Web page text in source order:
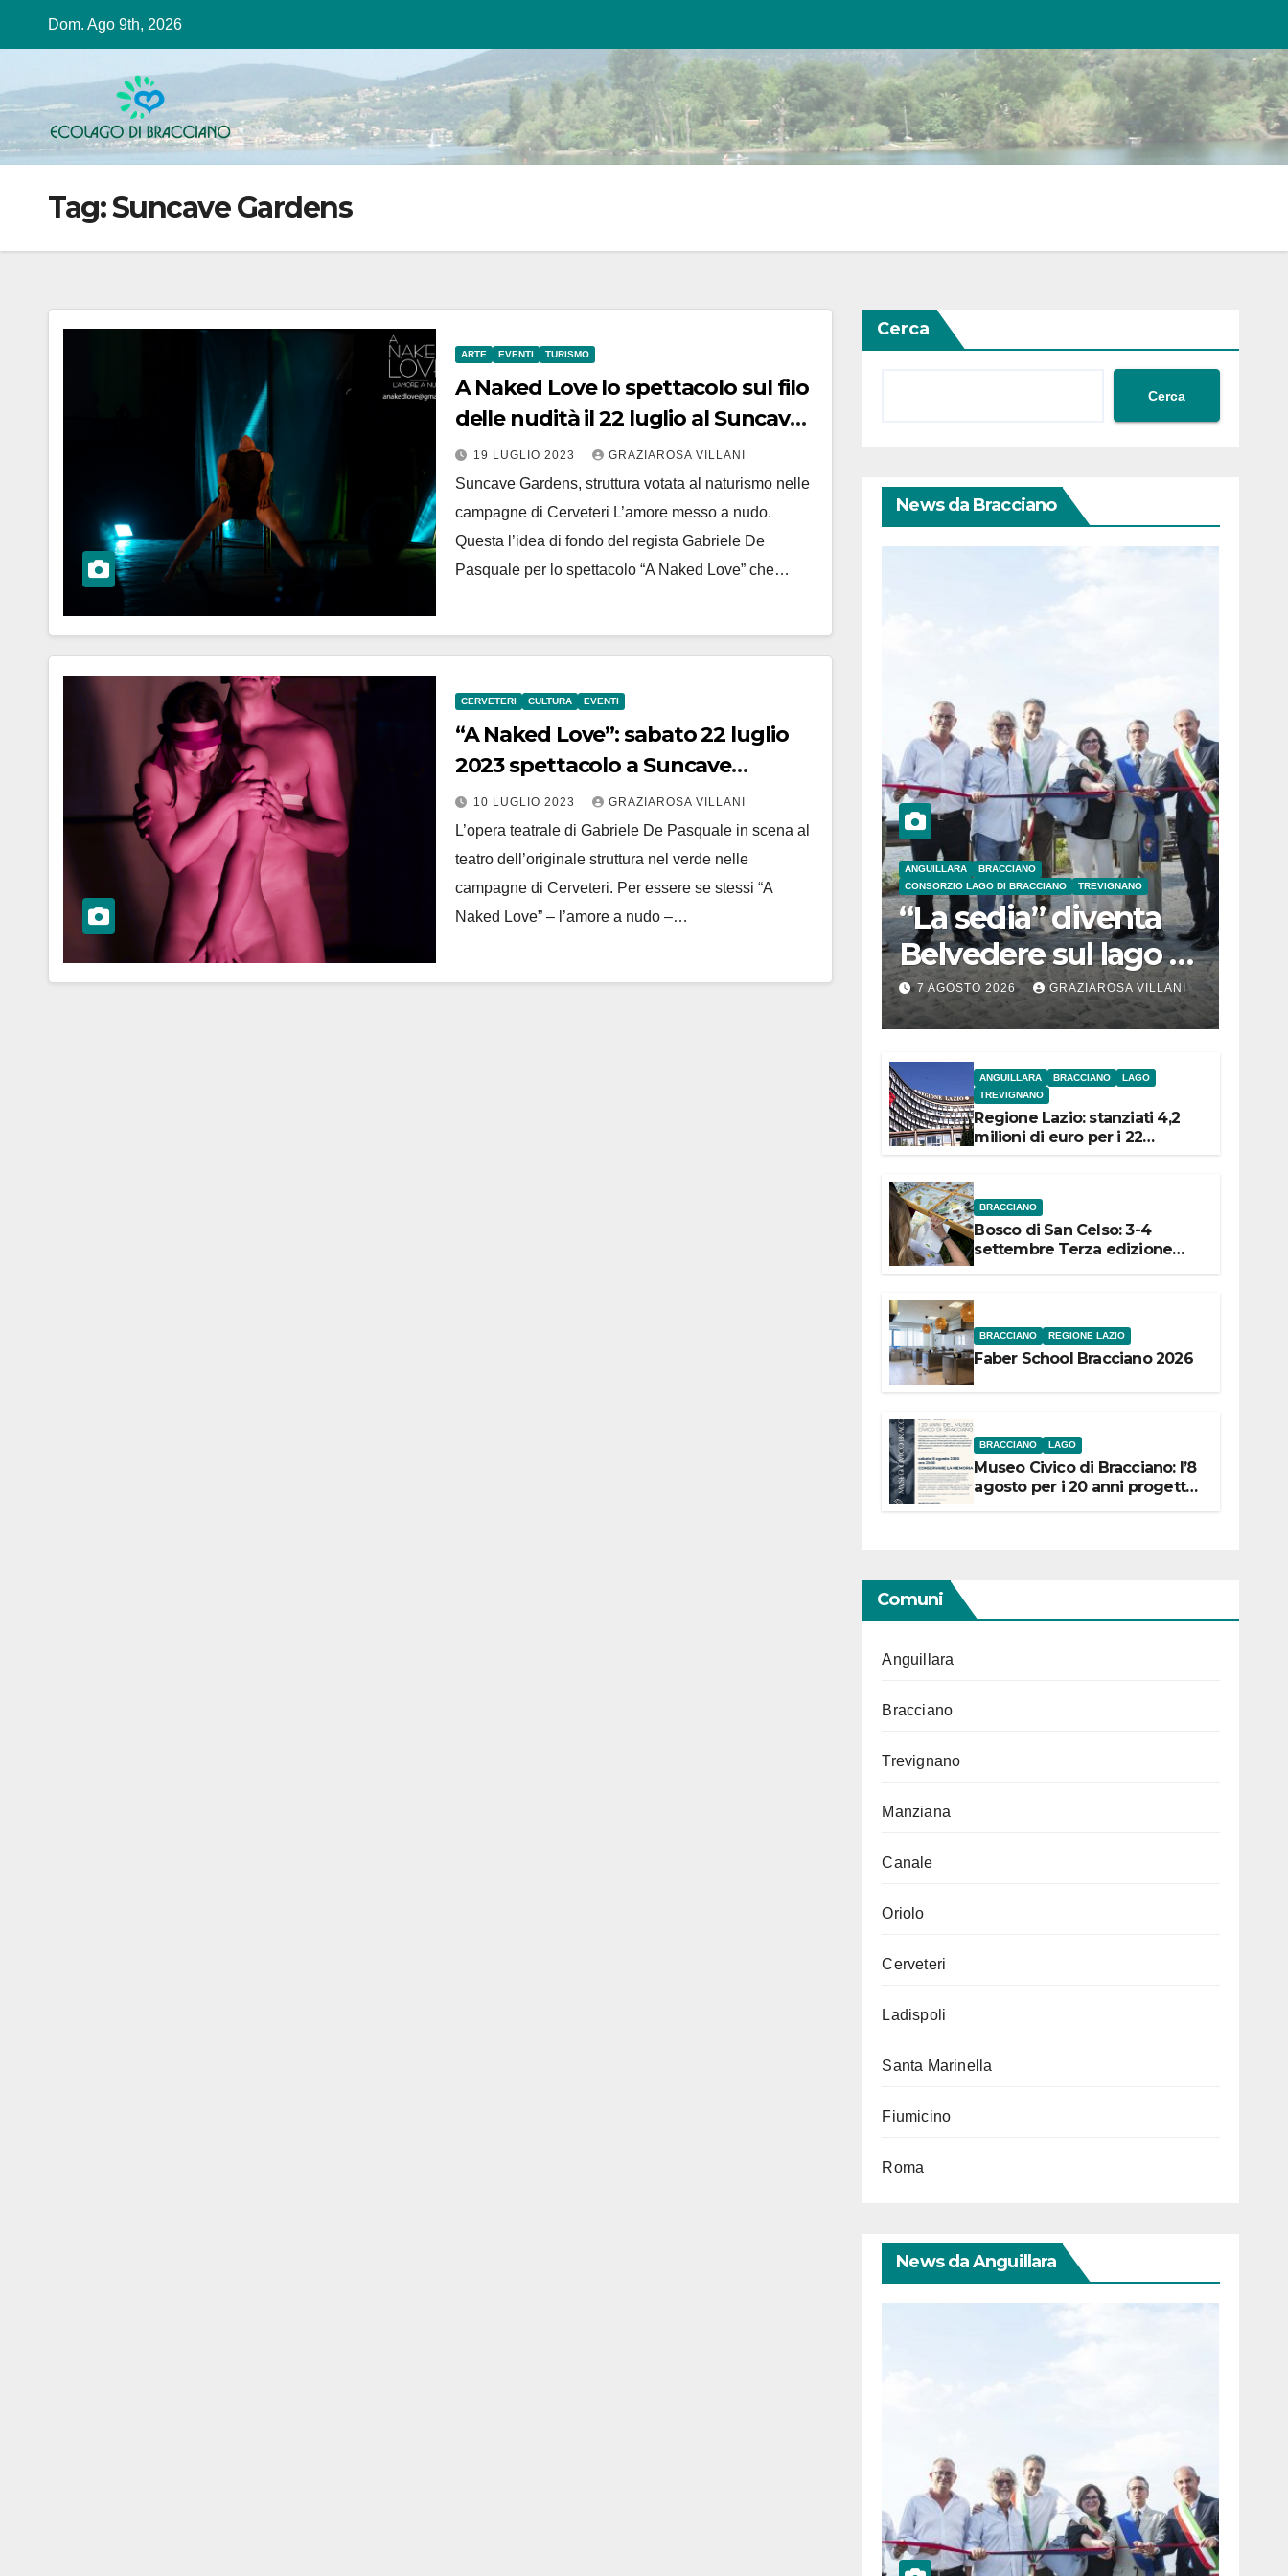
Dom. Ago 9th, 2026
Tag:Suncave Gardens
ARTE EVENTI TURISMO
A Naked Love lo spettacolo sul filo
delle nudità il 22 luglio al Suncave
Gardens
19 LUGLIO 2023 GRAZIAROSA VILLANI
Suncave Gardens, struttura votata al naturismo nelle
campagne di Cerveteri L’amore messo a nudo.
Questa l’idea di fondo del regista Gabriele De
Pasquale per lo spettacolo “A Naked Love” che…
CERVETERI CULTURA EVENTI
“A Naked Love”: sabato 22 luglio
2023 spettacolo a Suncave
Gardens sul filo conduttore delle
nudità
10 LUGLIO 2023 GRAZIAROSA VILLANI
L’opera teatrale di Gabriele De Pasquale in scena al
teatro dell’originale struttura nel verde nelle
campagne di Cerveteri. Per essere se stessi “A
Naked Love” – l’amore a nudo –…
Cerca
Cerca
News da Bracciano
ANGUILLARA
BRACCIANO
CONSORZIO LAGO DI BRACCIANO
TREVIGNANO
“La sedia” diventa
Belvedere sul lago di
Bracciano: ieri
l’inaugurazione
7 AGOSTO 2026 GRAZIAROSA VILLANI
ANGUILLARA BRACCIANO
LAGO
TREVIGNANO
Regione Lazio: stanziati 4,2
milioni di euro per i 22
BRACCIANO
Bosco di San Celso: 3-4
settembre Terza edizione
BRACCIANO REGIONE LAZIO
Faber School Bracciano 2026
BRACCIANO LAGO
Museo Civico di Bracciano: l’8
agosto per i 20 anni progetto
Comuni
Anguillara
Bracciano
Trevignano
Manziana
Canale
Oriolo
Cerveteri
Ladispoli
Santa Marinella
Fiumicino
Roma
News da Anguillara